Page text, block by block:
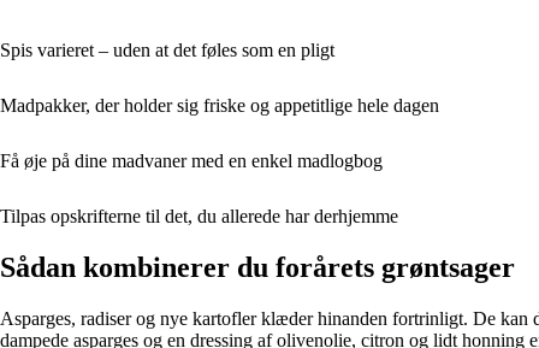
Spis varieret – uden at det føles som en pligt
Madpakker, der holder sig friske og appetitlige hele dagen
Få øje på dine madvaner med en enkel madlogbog
Tilpas opskrifterne til det, du allerede har derhjemme
Sådan kombinerer du forårets grøntsager
Asparges, radiser og nye kartofler klæder hinanden fortrinligt. De kan
dampede asparges og en dressing af olivenolie, citron og lidt honning